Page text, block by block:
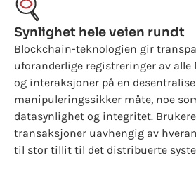
Synlighet hele veien rundt
Blockchain-teknologien gir
uforanderlige registreringer av alle
og interaksjoner på en
manipuleringssikker måte, noe
datasynlighet og integritet.
transaksjoner uavhengig av
til stor tillit til det distribuerte